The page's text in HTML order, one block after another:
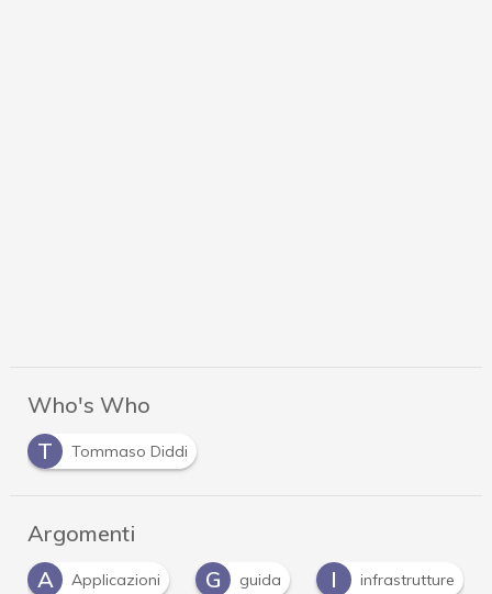
Who's Who
T
Tommaso Diddi
Argomenti
A
Applicazioni G guida I infrastrutture